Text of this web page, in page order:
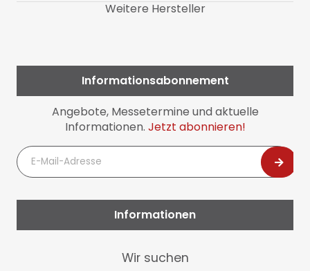
Weitere Hersteller
Informationsabonnement
Angebote, Messetermine und aktuelle
Informationen. Jetzt abonnieren!
E-
Mail-
Adresse
Informationen
überspringen
Wir suchen